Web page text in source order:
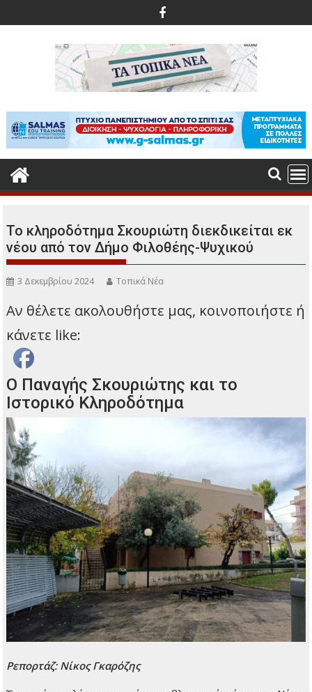
στο
περιεχόμενο
Το κληροδότημα Σκουριώτη διεκδικείται εκ
νέου από τον Δήμο Φιλοθέης-Ψυχικού
3 Δεκεμβρίου 2024 Τοπικά Νέα
Αν θέλετε ακολουθήστε μας, κοινοποιήστε ή
κάνετε like:
Ο Παναγής Σκουριώτης και το
Ιστορικό Κληροδότημα
Ρεπορτάζ: Νίκος Γκαρόζης